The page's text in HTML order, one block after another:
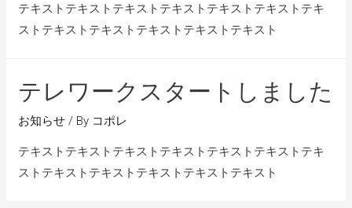
テキストテキストテキストテキストテキストテキストテキ
ストテキストテキストテキストテキストテキスト
テレワークスタートしました
お知らせ / By コポレ
テキストテキストテキストテキストテキストテキストテキ
ストテキストテキストテキストテキストテキスト